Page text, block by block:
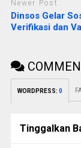
Newer Post
Dinsos Gelar
Verifikasi dan
WORDPRESS: 0
Tinggalkan